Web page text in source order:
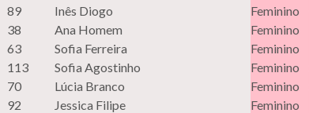
89 Inês Diogo Feminino
38 Ana Homem Feminino
63 Sofia Ferreira Feminino
113 Sofia Agostinho Feminino
70 Lúcia Branco Feminino
92 Jessica Filipe Feminino